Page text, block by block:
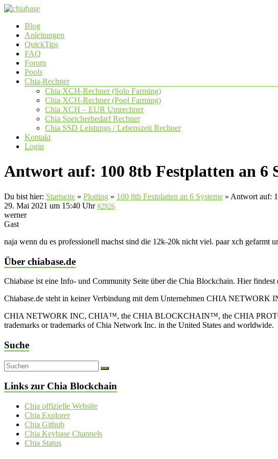
Zum
springen
chiabase
CHIA
Info-
Community
Seite
Menü
Blog
Anleitungen
QuickTips
FAQ
Forum
Pools
Chia-Rechner
Chia XCH-Rechner (Solo Farming)
Chia XCH-Rechner (Pool Farming)
Chia XCH – EUR Umrechner
Chia Speicherbedarf Rechner
Chia SSD Leistungs / Lebenszeit Rechner
Kontakt
Login
Antwort auf: 100 8tb Festplatten an 6
Du bist hier: Startseite » Plotting » 100 8tb Festplatten an 6 Systeme » Antwort auf:
29. Mai 2021 um 15:40 Uhr #2926
werner
Gast
naja wenn du es professionell machst sind die 12k-20k nicht viel. paar xch gefarmt
Über chiabase.de
Chiabase ist eine Info- und Community Seite über die Chia Blockchain. Hier
Chiabase.de steht in keiner Verbindung mit dem Unternehmen CHIA NETWORK
CHIA NETWORK INC, CHIA™, the CHIA BLOCKCHAIN™, the CHIA
trademarks or trademarks of Chia Network Inc. in the United States and worldwide.
Suche
Links zur Chia Blockchain
Chia offizielle Website
Chia Explorer
Chia Github
Chia Keybase Channels
Chia Status